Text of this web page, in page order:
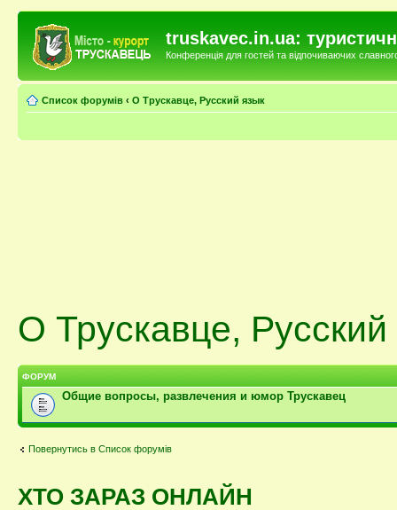
truskavec.in.ua:
Конференція для гостей та відпочиваючих
Список форумів ‹ О Трускавце, Русский язык
О Трускавце, Русский
ФОРУМ
Общие вопросы, развлечения и юмор Трускавец
Повернутись в Список форумів
ХТО ЗАРАЗ ОНЛАЙН